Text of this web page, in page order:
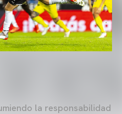
la responsabilidad